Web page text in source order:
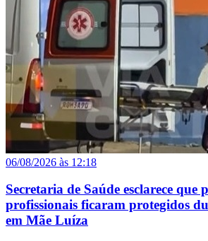
06/08/2026 às 12:18
Secretaria de Saúde esclarece que
profissionais ficaram protegidos
em Mãe Luíza